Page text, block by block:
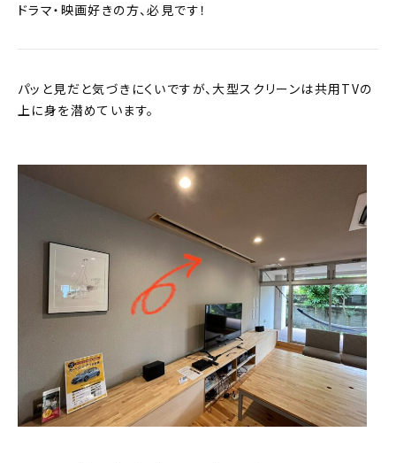
ドラマ・映画好きの方、必見です！
パッと見だと気づきにくいですが、大型スクリーンは共用TVの
上に身を潜めています。